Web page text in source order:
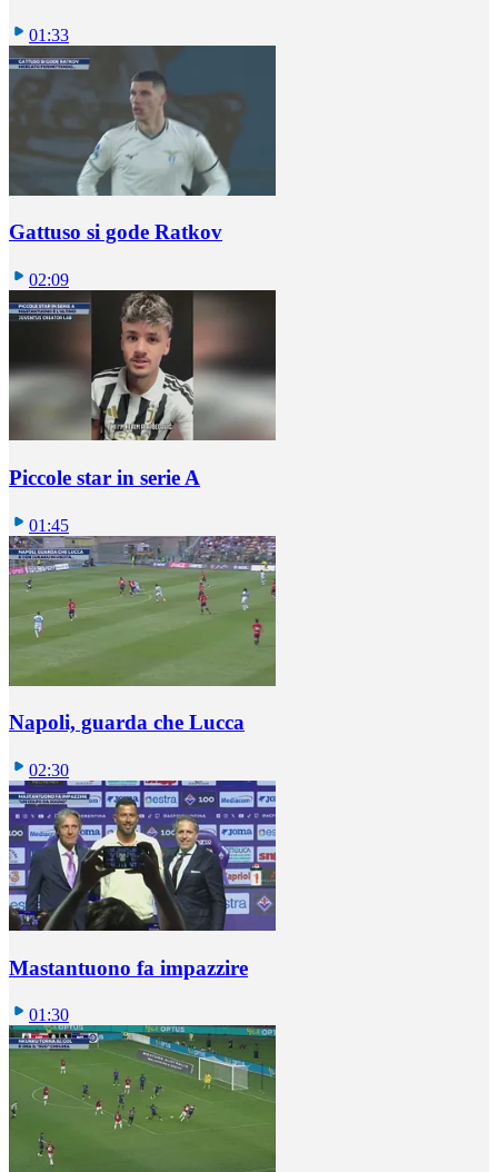
01:33
Gattuso si gode Ratkov
02:09
Piccole star in serie A
01:45
Napoli, guarda che Lucca
02:30
Mastantuono fa impazzire
01:30